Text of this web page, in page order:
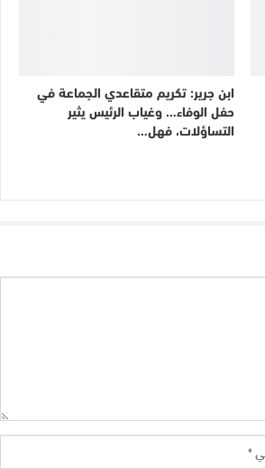
ابن جرير: تكريم متقاعدي الجماعة في
حفل الوفاء… وغياب الرئيس يثير
التساؤلات، فهل…